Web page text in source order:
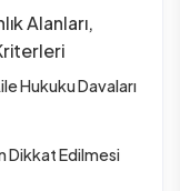
Alanları,
Hukuku Davaları
Dikkat Edilmesi